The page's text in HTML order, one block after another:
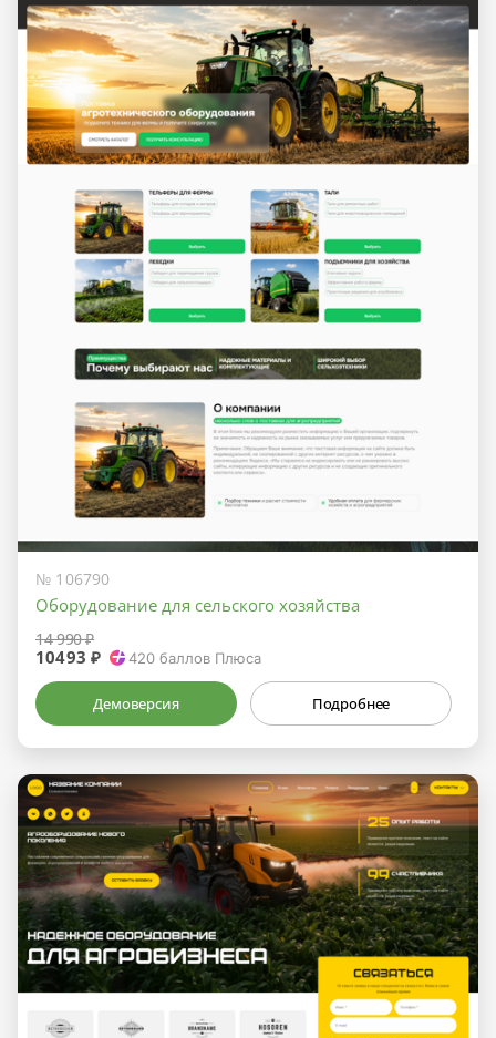
№ 106790
Оборудование для сельского хозяйства
14 990 ₽
10493 ₽ 420 баллов Плюса
Демоверсия Подробнее